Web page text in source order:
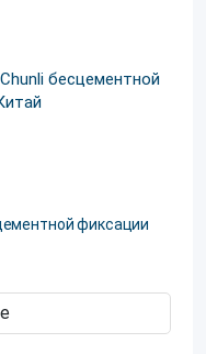
фиксации